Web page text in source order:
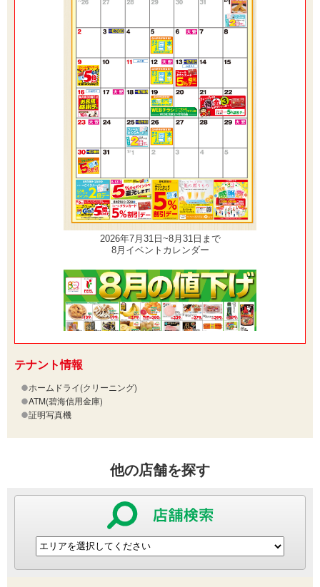
テナント情報
ホームドライ(クリーニング)
ATM(碧海信用金庫)
証明写真機
他の店舗を探す